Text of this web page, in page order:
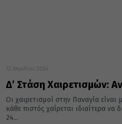
12 Απριλίου 2024
Δ’ Στάση Χαιρετισμών:
Οι χαιρετισμοί στην Παναγία
κάθε πιστός χαίρεται ιδιαίτερα να
24...